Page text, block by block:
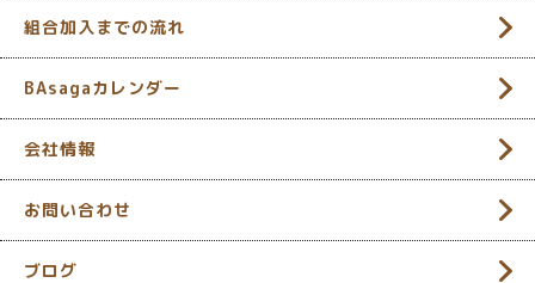
組合加入までの流れ
BAsagaカレンダー
会社情報
お問い合わせ
ブログ